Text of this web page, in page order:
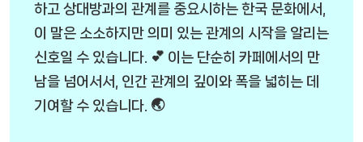
하고 상대방과의 관계를 중요시하는 한국 문화에서,
이 말은 소소하지만 의미 있는 관계의 시작을 알리는
신호일 수 있습니다. 💕 이는 단순히 카페에서의 만
남을 넘어서서, 인간 관계의 깊이와 폭을 넓히는 데
기여할 수 있습니다. 🌏